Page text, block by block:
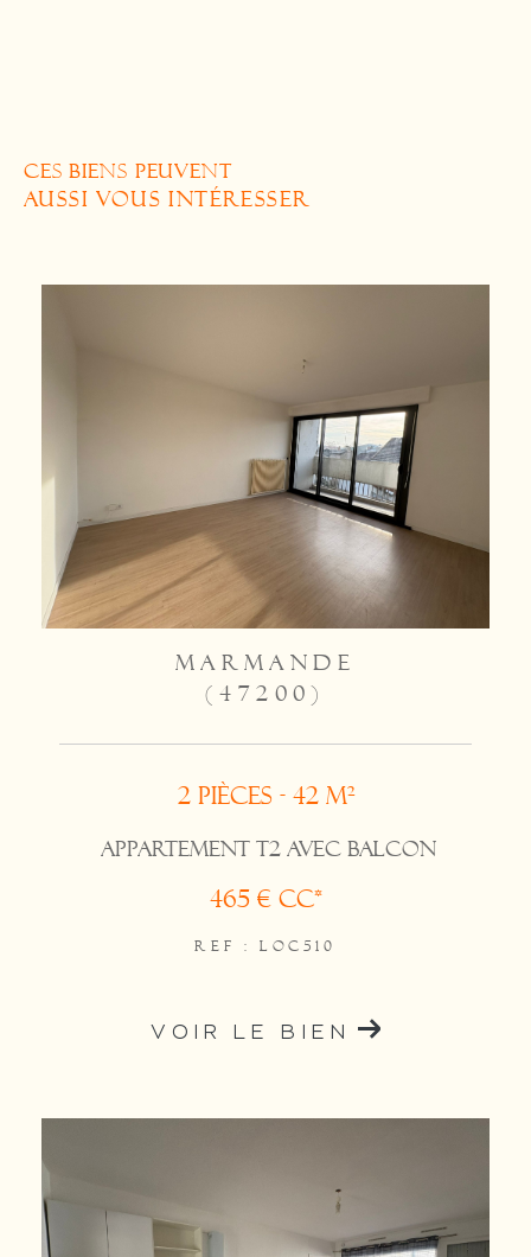
CES BIENS PEUVENT
AUSSI VOUS INTÉRESSER
MARMANDE
(47200)
2 pièces - 42 m²
APPARTEMENT T2 AVEC BALCON
465 € CC*
REF : LOC510
VOIR LE BIEN